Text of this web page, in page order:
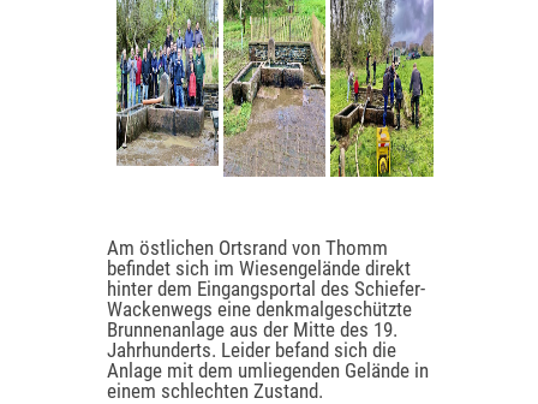
Am östlichen Ortsrand von Thomm
befindet sich im Wiesengelände direkt
hinter dem Eingangsportal des Schiefer-
Wackenwegs eine denkmalgeschützte
Brunnenanlage aus der Mitte des 19.
Jahrhunderts. Leider befand sich die
Anlage mit dem umliegenden Gelände in
einem schlechten Zustand.